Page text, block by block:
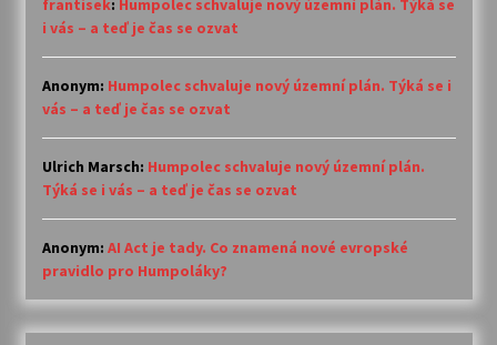
frantisek: Humpolec schvaluje nový územní plán. Týká se
i vás – a teď je čas se ozvat
Anonym: Humpolec schvaluje nový územní plán. Týká se i
vás – a teď je čas se ozvat
Ulrich Marsch: Humpolec schvaluje nový územní plán.
Týká se i vás – a teď je čas se ozvat
Anonym: AI Act je tady. Co znamená nové evropské
pravidlo pro Humpoláky?